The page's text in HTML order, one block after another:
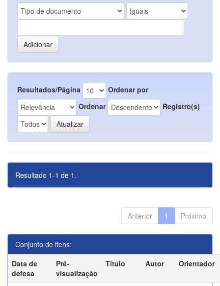
Resultados/Página
Ordenar por
Ordenar
Registro(s)
Resultado 1-1 de 1.
Anterior 1 Próximo
Conjunto de itens:
Data de
defesa
Pré-
visualização
Título Autor Orientador